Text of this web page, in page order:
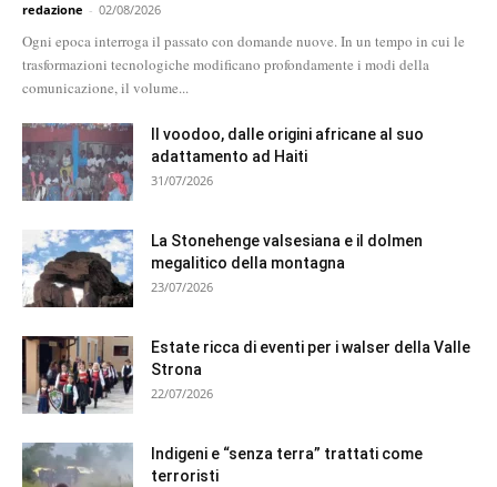
redazione - 02/08/2026
Ogni epoca interroga il passato con domande nuove. In un tempo in cui le
trasformazioni tecnologiche modificano profondamente i modi della
comunicazione, il volume...
Il voodoo, dalle origini africane al suo
adattamento ad Haiti
31/07/2026
La Stonehenge valsesiana e il dolmen
megalitico della montagna
23/07/2026
Estate ricca di eventi per i walser della Valle
Strona
22/07/2026
Indigeni e “senza terra” trattati come
terroristi